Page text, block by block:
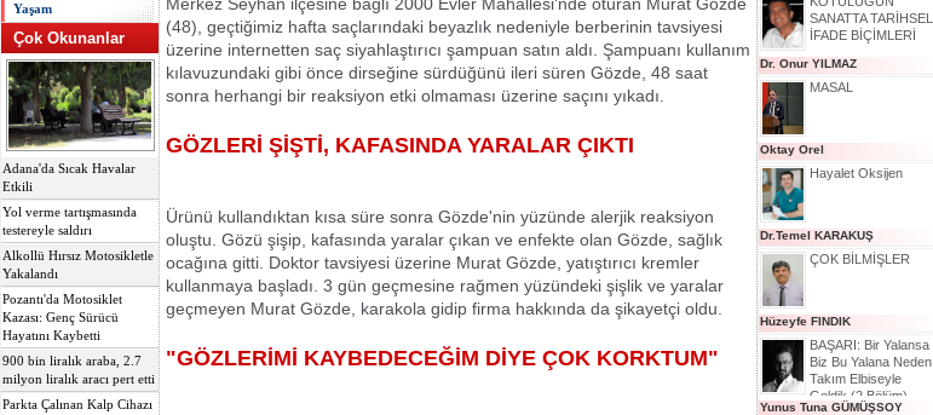
Yaşam
Çok Okunanlar
Adana'da Sıcak Havalar
Etkili
Yol verme tartışmasında
testereyle saldırı
Alkollü Hırsız Motosikletle
Yakalandı
Pozantı'da Motosiklet
Kazası: Genç Sürücü
Hayatını Kaybetti
900 bin liralık araba, 2.7
milyon liralık aracı pert etti
Parkta Çalınan Kalp Cihazı
(48), geçtiğimiz hafta saçlarındaki beyazlık nedeniyle berberinin tavsiyesi
üzerine internetten saç siyahlaştırıcı şampuan satın aldı. Şampuanı kullanım
kılavuzundaki gibi önce dirseğine sürdüğünü ileri süren Gözde, 48 saat
sonra herhangi bir reaksiyon etki olmaması üzerine saçını yıkadı.
GÖZLERİ ŞİŞTİ, KAFASINDA YARALAR ÇIKTI
Ürünü kullandıktan kısa süre sonra Gözde'nin yüzünde alerjik reaksiyon
oluştu. Gözü şişip, kafasında yaralar çıkan ve enfekte olan Gözde, sağlık
ocağına gitti. Doktor tavsiyesi üzerine Murat Gözde, yatıştırıcı kremler
kullanmaya başladı. 3 gün geçmesine rağmen yüzündeki şişlik ve yaralar
geçmeyen Murat Gözde, karakola gidip firma hakkında da şikayetçi oldu.
"GÖZLERİMİ KAYBEDECEĞİM DİYE ÇOK KORKTUM"
SANATTA TARİHSEL
İFADE BİÇİMLERİ
Dr. Onur YILMAZ
MASAL
Oktay Orel
Hayalet Oksijen
Dr.Temel KARAKUŞ
ÇOK BİLMİŞLER
Hüzeyfe FINDIK
BAŞARI: Bir Yalansa
Biz Bu Yalana Neden
Takım Elbiseyle
Geldik (2.Bölüm)
Yunus Tuna GÜMÜŞSOY